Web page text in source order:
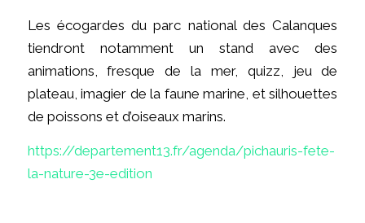
Les écogardes du parc national des Calanques
tiendront notamment un stand avec des
animations, fresque de la mer, quizz, jeu de
plateau, imagier de la faune marine, et silhouettes
de poissons et d’oiseaux marins.
https://departement13.fr/agenda/pichauris-fete-
la-nature-3e-edition